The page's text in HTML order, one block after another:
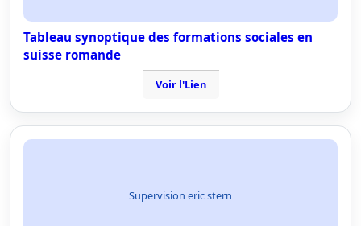
Tableau synoptique des formations sociales en
suisse romande
Voir l'Lien
Supervision eric stern